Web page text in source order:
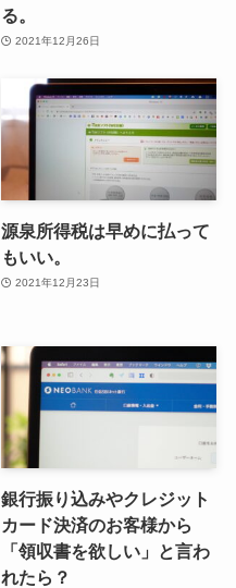
る。
2021年12月26日
源泉所得税は早めに払って
もいい。
2021年12月23日
銀行振り込みやクレジット
カード決済のお客様から
「領収書を欲しい」と言わ
れたら？